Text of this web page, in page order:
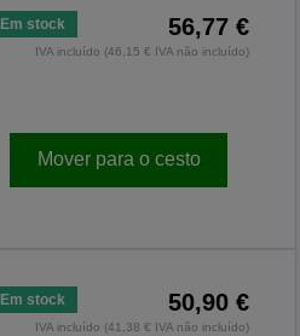
Em stock 56,77 €
IVA incluído (46,15 € IVA não incluído)
Mover para o cesto
Em stock 50,90 €
IVA incluído (41,38 € IVA não incluído)